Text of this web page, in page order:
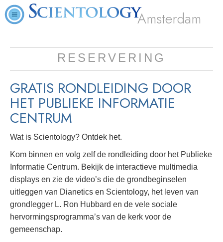
Amsterdam
RESERVERING
GRATIS RONDLEIDING DOOR
HET PUBLIEKE INFORMATIE
CENTRUM
Wat is Scientology? Ontdek het.
Kom binnen en volg zelf de rondleiding door het Publieke
Informatie Centrum. Bekijk de interactieve multimedia
displays en zie de video’s die de grondbeginselen
uitleggen van Dianetics en Scientology, het leven van
grondlegger L. Ron Hubbard en de vele sociale
hervormingsprogramma’s van de kerk voor de
gemeenschap.